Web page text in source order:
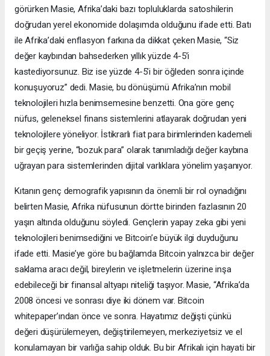
görürken Masie, Afrika’daki bazı topluluklarda satoshilerin
doğrudan yerel ekonomide dolaşımda olduğunu ifade etti. Batı
ile Afrika’daki enflasyon farkına da dikkat çeken Masie, “Siz
değer kaybından bahsederken yıllık yüzde 4-5’i
kastediyorsunuz. Biz ise yüzde 4-5’i bir öğleden sonra içinde
konuşuyoruz” dedi. Masie, bu dönüşümü Afrika’nın mobil
teknolojileri hızla benimsemesine benzetti. Ona göre genç
nüfus, geleneksel finans sistemlerini atlayarak doğrudan yeni
teknolojilere yöneliyor. İstikrarlı fiat para birimlerinden kademeli
bir geçiş yerine, “bozuk para” olarak tanımladığı değer kaybına
uğrayan para sistemlerinden dijital varlıklara yönelim yaşanıyor.
Kıtanın genç demografik yapısının da önemli bir rol oynadığını
belirten Masie, Afrika nüfusunun dörtte birinden fazlasının 20
yaşın altında olduğunu söyledi. Gençlerin yapay zeka gibi yeni
teknolojileri benimsediğini ve Bitcoin’e büyük ilgi duyduğunu
ifade etti. Masie’ye göre bu bağlamda Bitcoin yalnızca bir değer
saklama aracı değil, bireylerin ve işletmelerin üzerine inşa
edebileceği bir finansal altyapı niteliği taşıyor. Masie, “Afrika’da
2008 öncesi ve sonrası diye iki dönem var. Bitcoin
whitepaper’ından önce ve sonra. Hayatımız değişti çünkü
değeri düşürülemeyen, değiştirilemeyen, merkeziyetsiz ve el
konulamayan bir varlığa sahip olduk. Bu bir Afrikalı için hayati bir